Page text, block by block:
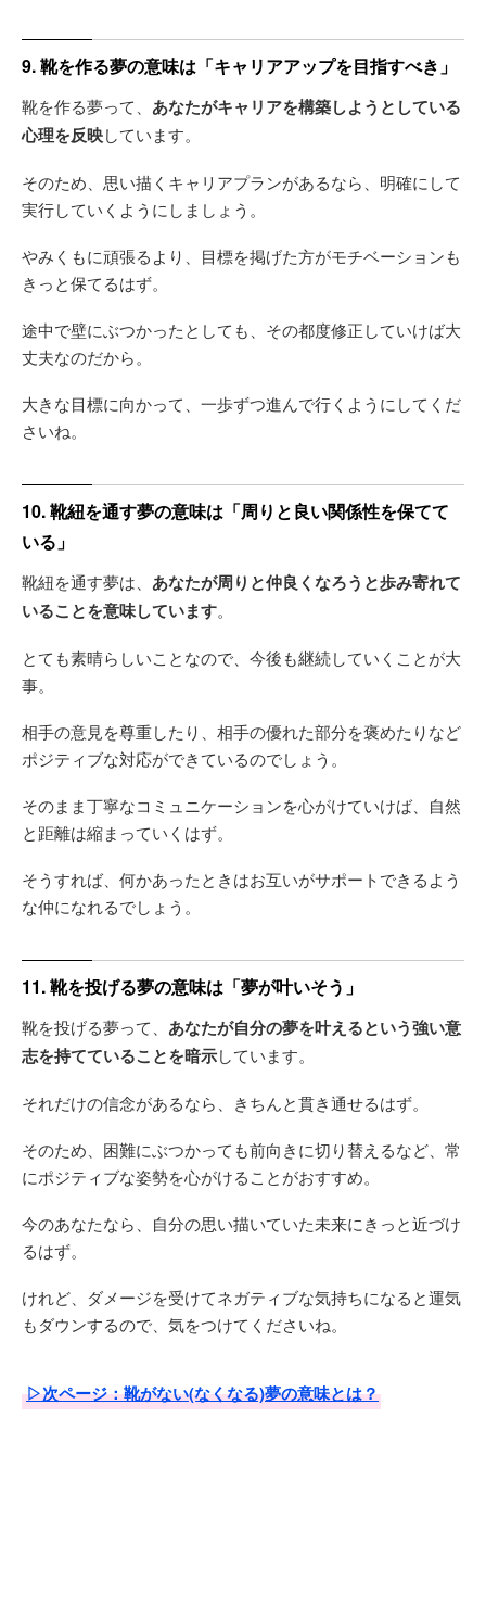
9. 靴を作る夢の意味は「キャリアアップを目指すべき」
靴を作る夢って、 あなたがキャリアを構築しようとしている
心理を反映しています。
そのため、思い描くキャリアプランがあるなら、明確にして
実行していくようにしましょう。
やみくもに頑張るより、目標を掲げた方がモチベーションも
きっと保てるはず。
途中で壁にぶつかったとしても、その都度修正していけば大
丈夫なのだから。
大きな目標に向かって、一歩ずつ進んで行くようにしてくだ
さいね。
10. 靴紐を通す夢の意味は「周りと良い関係性を保てて
いる」
靴紐を通す夢は、 あなたが周りと仲良くなろうと歩み寄れて
いることを意味しています。
とても素晴らしいことなので、今後も継続していくことが大
事。
相手の意見を尊重したり、相手の優れた部分を褒めたりなど
ポジティブな対応ができているのでしょう。
そのまま丁寧なコミュニケーションを心がけていけば、自然
と距離は縮まっていくはず。
そうすれば、何かあったときはお互いがサポートできるよう
な仲になれるでしょう。
11. 靴を投げる夢の意味は「夢が叶いそう」
靴を投げる夢って、 あなたが自分の夢を叶えるという強い意
志を持てていることを暗示しています。
それだけの信念があるなら、きちんと貫き通せるはず。
そのため、困難にぶつかっても前向きに切り替えるなど、常
にポジティブな姿勢を心がけることがおすすめ。
今のあなたなら、自分の思い描いていた未来にきっと近づけ
るはず。
けれど、ダメージを受けてネガティブな気持ちになると運気
もダウンするので、気をつけてくださいね。
▷次ページ：靴がない(なくなる)夢の意味とは？